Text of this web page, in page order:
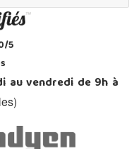
/5
au vendredi de 9h à